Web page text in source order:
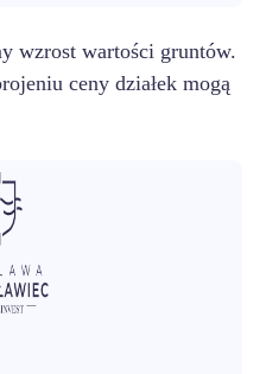
wzrost wartości gruntów.
ceny działek mogą